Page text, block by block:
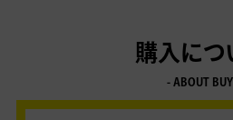
ことによる責任は負いかねますので
ールアドレス・お電話番号にてお申
申し上げます。
い。）
マイページへログ
申込みください。その後マイ
覧より、「お申込住所」欄に
る」ボタンより、ご希望の
途、ご対応いたしますので、
問い合わせください。
購入につ
- ABOUT